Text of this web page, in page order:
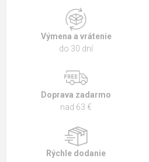
Výmena a vrátenie
do 30 dní
Doprava zadarmo
nad 63 €
Rýchle dodanie